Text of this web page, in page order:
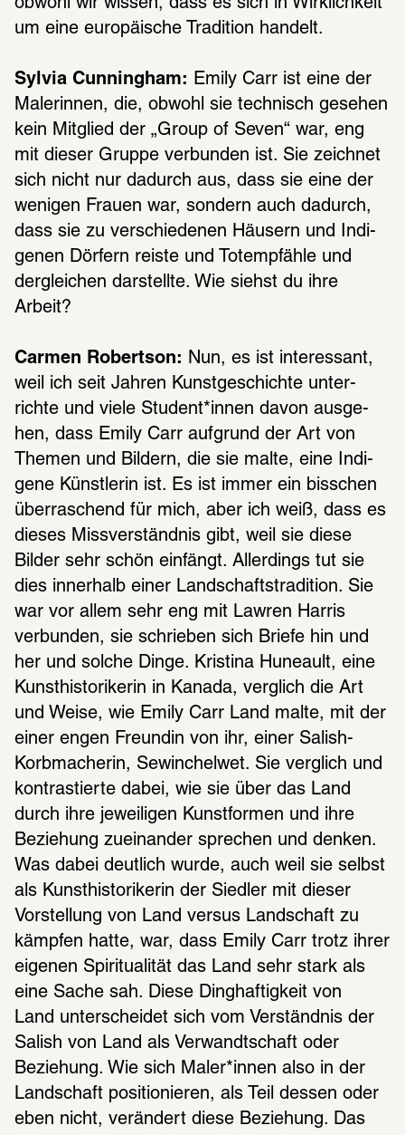
obwohl wir wissen, dass es sich in Wirk­lich­keit
um eine euro­päi­sche Tradi­tion handelt.
Sylvia Cunningham:
Emily Carr ist eine der
Male­rin­nen, die, obwohl sie tech­nisch gese­hen
kein Mitglied der „Group of Seven“ war, eng
mit dieser Gruppe verbun­den ist. Sie zeich­net
sich nicht nur dadurch aus, dass sie eine der
weni­gen Frauen war, sondern auch dadurch,
dass sie zu verschie­de­nen Häusern und Indi­
ge­nen Dörfern reiste und Totem­pfähle und
derglei­chen darstellte. Wie siehst du ihre
Arbeit?
Carmen Robertson:
Nun, es ist inter­es­sant,
weil ich seit Jahren Kunst­ge­schichte unter­
richte und viele Student*innen davon ausge­
hen, dass Emily Carr aufgrund der Art von
Themen und Bildern, die sie malte, eine Indi­
gene Künst­le­rin ist. Es ist immer ein biss­chen
über­ra­schend für mich, aber ich weiß, dass es
dieses Miss­ver­ständ­nis gibt, weil sie diese
Bilder sehr schön einfängt. Aller­dings tut sie
dies inner­halb einer Land­schaft­s­tra­di­tion. Sie
war vor allem sehr eng mit Lawren Harris
verbun­den, sie schrie­ben sich Briefe hin und
her und solche Dinge. Kris­tina Hune­ault, eine
Kunst­his­to­ri­ke­rin in Kanada, verglich die Art
und Weise, wie Emily Carr Land malte, mit der
einer engen Freun­din von ihr, einer Salish-
Korb­ma­che­rin, Sewin­chel­wet. Sie verglich und
kontras­tierte dabei, wie sie über das Land
durch ihre jewei­li­gen Kunst­for­men und ihre
Bezie­hung zuein­an­der spre­chen und denken.
Was dabei deut­lich wurde, auch weil sie selbst
als Kunst­his­to­ri­ke­rin der Sied­ler mit dieser
Vorstel­lung von Land versus Land­schaft zu
kämp­fen hatte, war, dass Emily Carr trotz ihrer
eige­nen Spiri­tua­li­tät das Land sehr stark als
eine Sache sah. Diese Ding­haf­tig­keit von
Land unter­schei­det sich vom Verständ­nis der
Salish von Land als Verwandt­schaft oder
Bezie­hung. Wie sich Maler*innen also in der
Land­schaft posi­tio­nie­ren, als Teil dessen oder
eben nicht, verän­dert diese Bezie­hung. Das